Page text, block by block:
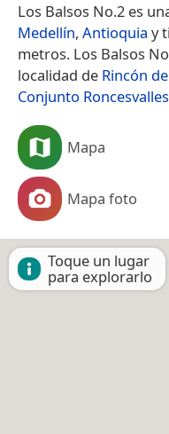
Los Balsos No.2 es
Medellín, Antioquia y
metros. Los Balsos
localidad de Rincón
Conjunto Roncesvalles
Mapa
Mapa foto
Toque un lugar
para explorarlo